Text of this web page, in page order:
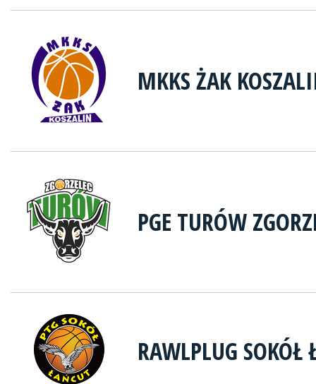
MKKS ŻAK
PGE TURÓW
RAWLPLUG SOKÓŁ